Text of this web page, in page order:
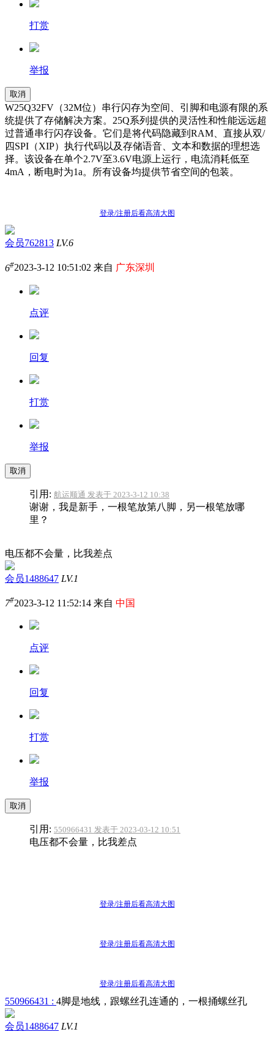
打赏
举报
取消
W25Q32FV（32M位）串行闪存为空间、引脚和电源有限的系
统提供了存储解决方案。25Q系列提供的灵活性和性能远远超
过普通串行闪存设备。它们是将代码隐藏到RAM、直接从双/
四SPI（XIP）执行代码以及存储语音、文本和数据的理想选
择。该设备在单个2.7V至3.6V电源上运行，电流消耗低至
4mA，断电时为1a。所有设备均提供节省空间的包装。
登录/注册后看高清大图
会员762813 LV.6
6#2023-3-12 10:51:02 来自 广东深圳
点评
回复
打赏
举报
取消
引用: 航运顺通 发表于 2023-3-12 10:38
谢谢，我是新手，一根笔放第八脚，另一根笔放哪
里？
电压都不会量，比我差点
会员1488647 LV.1
7#2023-3-12 11:52:14 来自 中国
点评
回复
打赏
举报
取消
引用: 550966431 发表于 2023-03-12 10:51
电压都不会量，比我差点
登录/注册后看高清大图
登录/注册后看高清大图
登录/注册后看高清大图
550966431 : 4脚是地线，跟螺丝孔连通的，一根捅螺丝孔
会员1488647 LV.1